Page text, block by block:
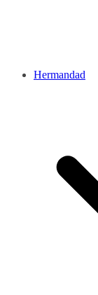
Hermandad